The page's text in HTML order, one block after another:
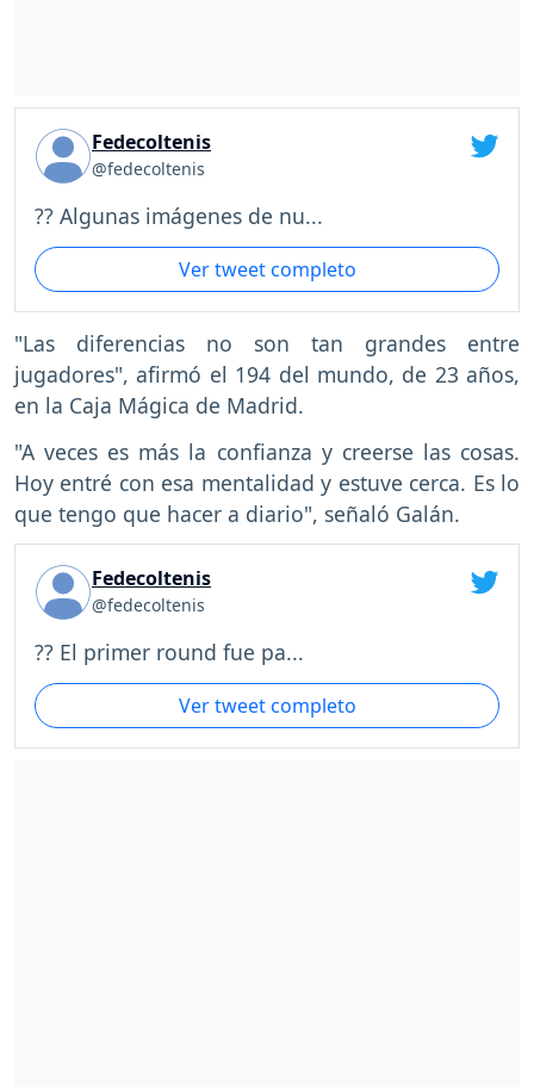
Fedecoltenis
@fedecoltenis
?? Algunas imágenes de nu...
Ver tweet completo
"Las diferencias no son tan grandes entre
jugadores", afirmó el 194 del mundo, de 23 años,
en la Caja Mágica de Madrid.
"A veces es más la confianza y creerse las cosas.
Hoy entré con esa mentalidad y estuve cerca. Es lo
que tengo que hacer a diario", señaló Galán.
Fedecoltenis
@fedecoltenis
?? El primer round fue pa...
Ver tweet completo